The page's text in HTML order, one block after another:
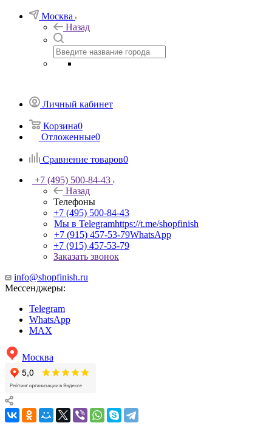
Москва
Назад
Личный кабинет
Корзина0
Отложенные0
Сравнение товаров0
+7 (495) 500-84-43
Назад
Телефоны
+7 (495) 500-84-43
Мы в Telegramhttps://t.me/shopfinish
+7 (915) 457-53-79WhatsApp
+7 (915) 457-53-79
Заказать звонок
info@shopfinish.ru
Мессенджеры:
Telegram
WhatsApp
MAX
Москва